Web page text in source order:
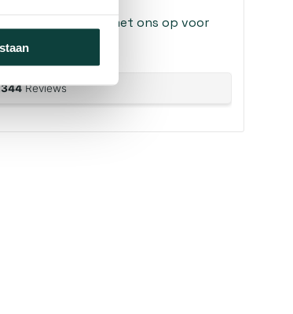
Neem contact met ons op voor